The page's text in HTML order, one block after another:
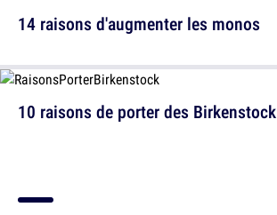
14 raisons d'augmenter les monos
10 raisons de porter des Birkenstock